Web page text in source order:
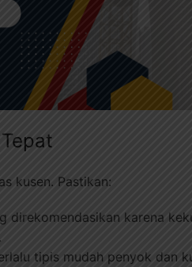
kusen. Pastikan:
direkomendasikan karena
tipis mudah penyok dan